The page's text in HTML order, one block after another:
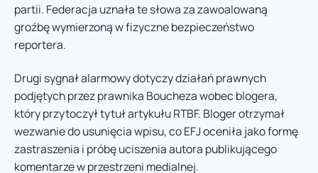
partii. Federacja uznała te słowa za zawoalowaną
groźbę wymierzoną w fizyczne bezpieczeństwo
reportera.
Drugi sygnał alarmowy dotyczy działań prawnych
podjętych przez prawnika Boucheza wobec blogera,
który przytoczył tytuł artykułu RTBF. Bloger otrzymał
wezwanie do usunięcia wpisu, co EFJ oceniła jako formę
zastraszenia i próbę uciszenia autora publikującego
komentarze w przestrzeni medialnej.